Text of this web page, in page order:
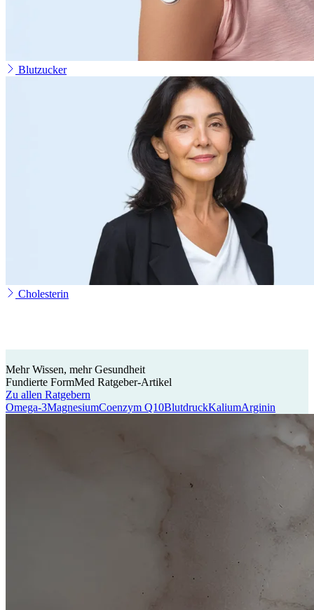
Blutzucker
Cholesterin
Mehr Wissen, mehr Gesundheit
Fundierte FormMed Ratgeber-Artikel
Zu allen Ratgebern
Omega-3MagnesiumCoenzym Q10BlutdruckKaliumArginin